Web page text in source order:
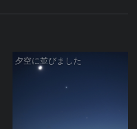
夕空に並びました